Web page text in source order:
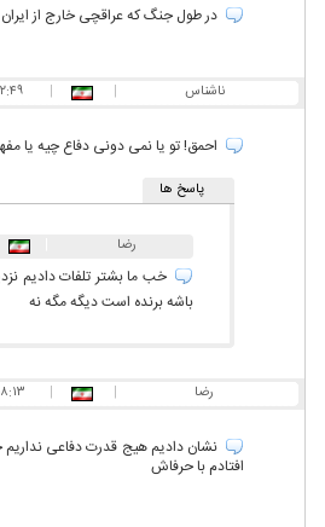
در طول جنگ که عراقچی خارج از
ناشناس |
| ۲۲:۴۹ -
احمق! تو یا نمی دونی دفاع چیه یا
پاسخ ها
رضا
خب ما بشتر تلفات دادیم
باشه برنده است دیگه مگه نه
رضا |
| ۰۸:۱۳ - ۱۴۰۴/
نشان دادیم هیج قدرت دفاعی نداریم
افتادم با حرفاش